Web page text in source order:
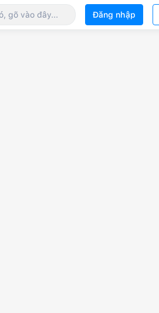
Đăng nhập